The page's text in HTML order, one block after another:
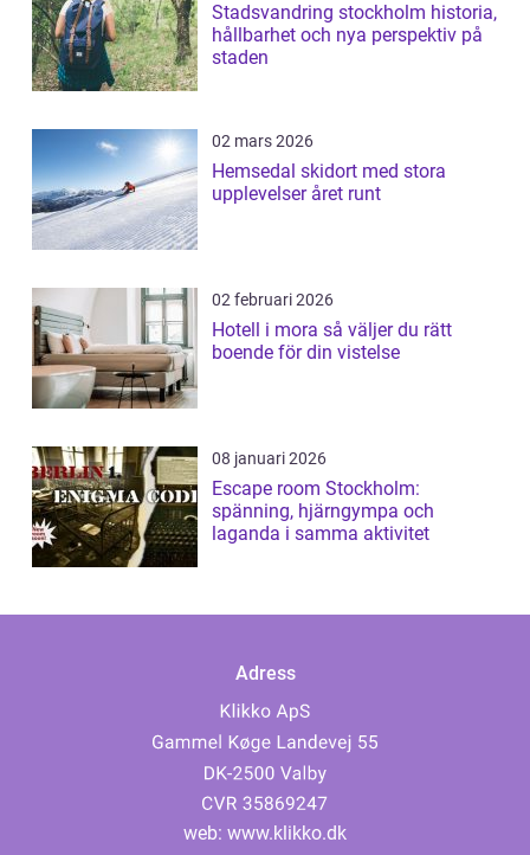
Stadsvandring stockholm historia,
hållbarhet och nya perspektiv på
staden
02 mars 2026
Hemsedal skidort med stora
upplevelser året runt
02 februari 2026
Hotell i mora så väljer du rätt
boende för din vistelse
08 januari 2026
Escape room Stockholm:
spänning, hjärngympa och
laganda i samma aktivitet
Adress
web: www.klikko.dk